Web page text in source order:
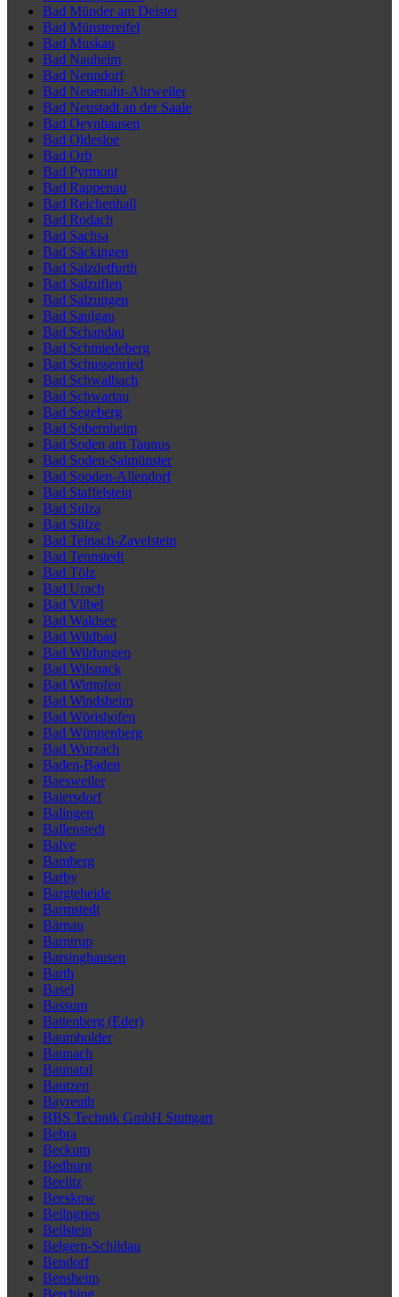
Bad Münder am Deister
Bad Münstereifel
Bad Muskau
Bad Nauheim
Bad Nenndorf
Bad Neuenahr-Ahrweiler
Bad Neustadt an der Saale
Bad Oeynhausen
Bad Oldesloe
Bad Orb
Bad Pyrmont
Bad Rappenau
Bad Reichenhall
Bad Rodach
Bad Sachsa
Bad Säckingen
Bad Salzdetfurth
Bad Salzuflen
Bad Salzungen
Bad Saulgau
Bad Schandau
Bad Schmiedeberg
Bad Schussenried
Bad Schwalbach
Bad Schwartau
Bad Segeberg
Bad Sobernheim
Bad Soden am Taunus
Bad Soden-Salmünster
Bad Sooden-Allendorf
Bad Staffelstein
Bad Sulza
Bad Sülze
Bad Teinach-Zavelstein
Bad Tennstedt
Bad Tölz
Bad Urach
Bad Vilbel
Bad Waldsee
Bad Wildbad
Bad Wildungen
Bad Wilsnack
Bad Wimpfen
Bad Windsheim
Bad Wörishofen
Bad Wünnenberg
Bad Wurzach
Baden-Baden
Baesweiler
Baiersdorf
Balingen
Ballenstedt
Balve
Bamberg
Barby
Bargteheide
Barmstedt
Bärnau
Barntrup
Barsinghausen
Barth
Basel
Bassum
Battenberg (Eder)
Baumholder
Baunach
Baunatal
Bautzen
Bayreuth
BBS Technik GmbH Stuttgart
Bebra
Beckum
Bedburg
Beelitz
Beeskow
Beilngries
Beilstein
Belgern-Schildau
Bendorf
Bensheim